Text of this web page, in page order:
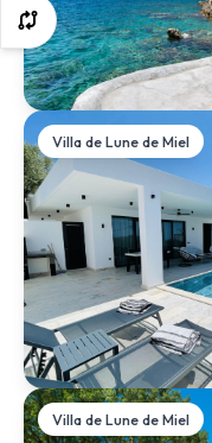
Villa de Lune de Miel
Villa de Lune de Miel